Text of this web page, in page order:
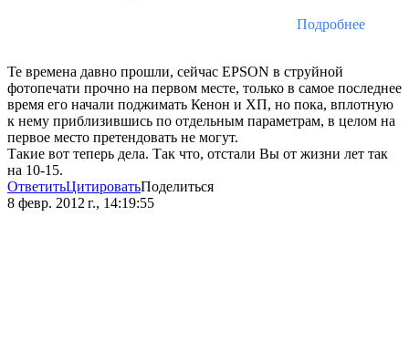
Подробнее
Те времена давно прошли, сейчас EPSON в струйной
фотопечати прочно на первом месте, только в самое последнее
время его начали поджимать Кенон и ХП, но пока, вплотную
к нему приблизившись по отдельным параметрам, в целом на
первое место претендовать не могут.
Такие вот теперь дела. Так что, отстали Вы от жизни лет так
на 10-15.
ОтветитьЦитироватьПоделиться
8 февр. 2012 г., 14:19:55